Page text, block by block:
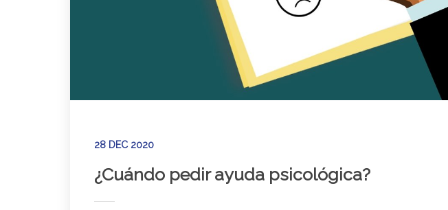
28 DEC 2020
¿Cuándo pedir ayuda psicológica?